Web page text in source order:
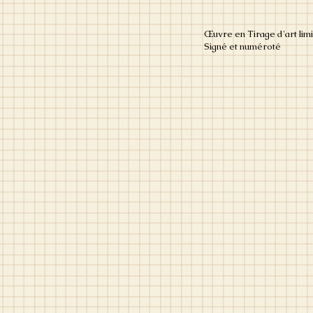
Œuvre en Tirage d'art
Signé et numéroté